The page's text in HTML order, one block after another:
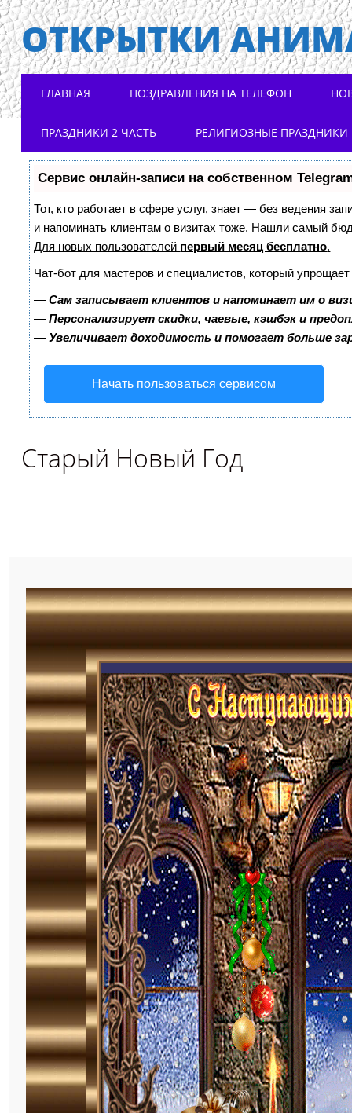
ОТКРЫТКИ
Main menu
ГЛАВНАЯ ПОЗДРАВЛЕНИЯ НА ТЕЛЕФОН
ПРАЗДНИКИ 2 ЧАСТЬ РЕЛИГИОЗНЫЕ ПРАЗДНИКИ
Сервис онлайн-записи на собственном
Тот, кто работает в сфере услуг, знает — без ведения
и напоминать клиентам о визитах тоже. Нашли самый
Для новых пользователей первый месяц бесплатно.
Чат-бот для мастеров и специалистов, который
—Сам записывает клиентов и напоминает им о
—Персонализирует скидки, чаевые, кэшбэк и
—Увеличивает доходимость и помогает больше
Начать пользоваться сервисом
Старый Новый Год